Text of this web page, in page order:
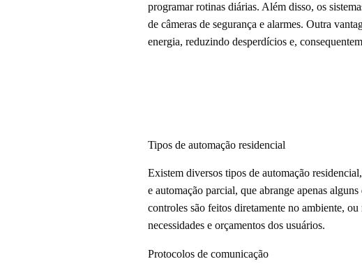
programar rotinas diárias. Além disso, os
de câmeras de segurança e alarmes. Outra
energia, reduzindo desperdícios e,
Tipos de automação residencial
Existem diversos tipos de automação
e automação parcial, que abrange apenas
controles são feitos diretamente no ambiente,
necessidades e orçamentos dos usuários.
Protocolos de comunicação